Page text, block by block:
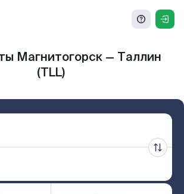
Магнитогорск — Таллин
(TLL)